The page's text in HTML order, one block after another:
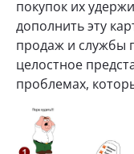
покупок их
дополнить эту
продаж и службы
целостное
проблемах,